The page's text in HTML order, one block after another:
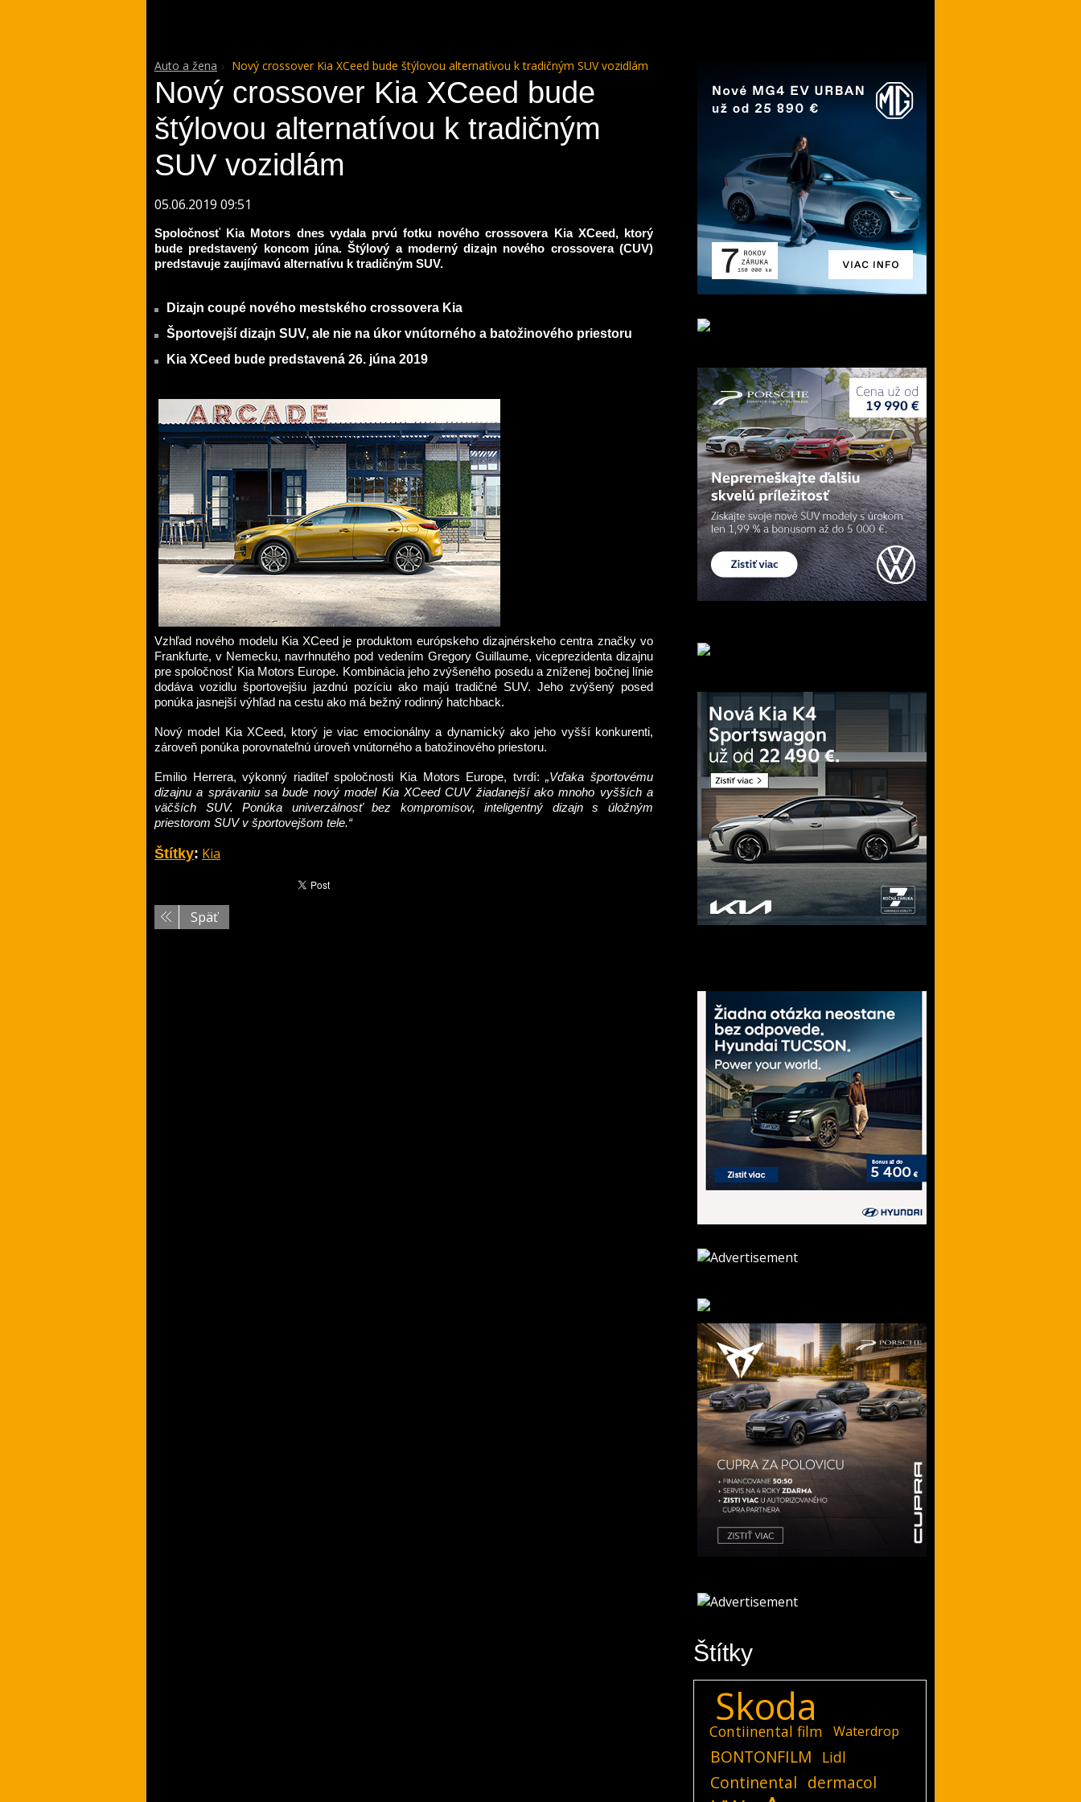
Auto a žena Nový crossover Kia XCeed bude štýlovou alternatívou k tradičným SUV vozidlám
Nový crossover Kia XCeed bude
štýlovou alternatívou k tradičným
SUV vozidlám
05.06.2019 09:51
Spoločnosť Kia Motors dnes vydala prvú fotku nového crossovera Kia XCeed, ktorý
bude predstavený koncom júna. Štýlový a moderný dizajn nového crossovera (CUV)
predstavuje zaujímavú alternatívu k tradičným SUV.
Dizajn coupé nového mestského crossovera Kia
Športovejší dizajn SUV, ale nie na úkor vnútorného a batožinového priestoru
Kia XCeed bude predstavená 26. júna 2019
Vzhľad nového modelu Kia XCeed je produktom európskeho dizajnérskeho centra značky vo
Frankfurte, v Nemecku, navrhnutého pod vedením Gregory Guillaume, viceprezidenta dizajnu
pre spoločnosť Kia Motors Europe. Kombinácia jeho zvýšeného posedu a zníženej bočnej línie
dodáva vozidlu športovejšiu jazdnú pozíciu ako majú tradičné SUV. Jeho zvýšený posed
ponúka jasnejší výhľad na cestu ako má bežný rodinný hatchback.
Nový model Kia XCeed, ktorý je viac emocionálny a dynamický ako jeho vyšší konkurenti,
zároveň ponúka porovnateľnú úroveň vnútorného a batožinového priestoru.
Emilio Herrera, výkonný riaditeľ spoločnosti Kia Motors Europe, tvrdí:„Vďaka športovému
dizajnu a správaniu sa bude nový model Kia XCeed CUV žiadanejší ako mnoho vyšších a
väčších SUV. Ponúka univerzálnosť bez kompromisov, inteligentný dizajn s úložným
priestorom SUV v športovejšom tele.“
Štítky: Kia
Späť
Štítky
Skoda
Contiinental film Waterdrop
BONTONFILM Lidl
Continental dermacol